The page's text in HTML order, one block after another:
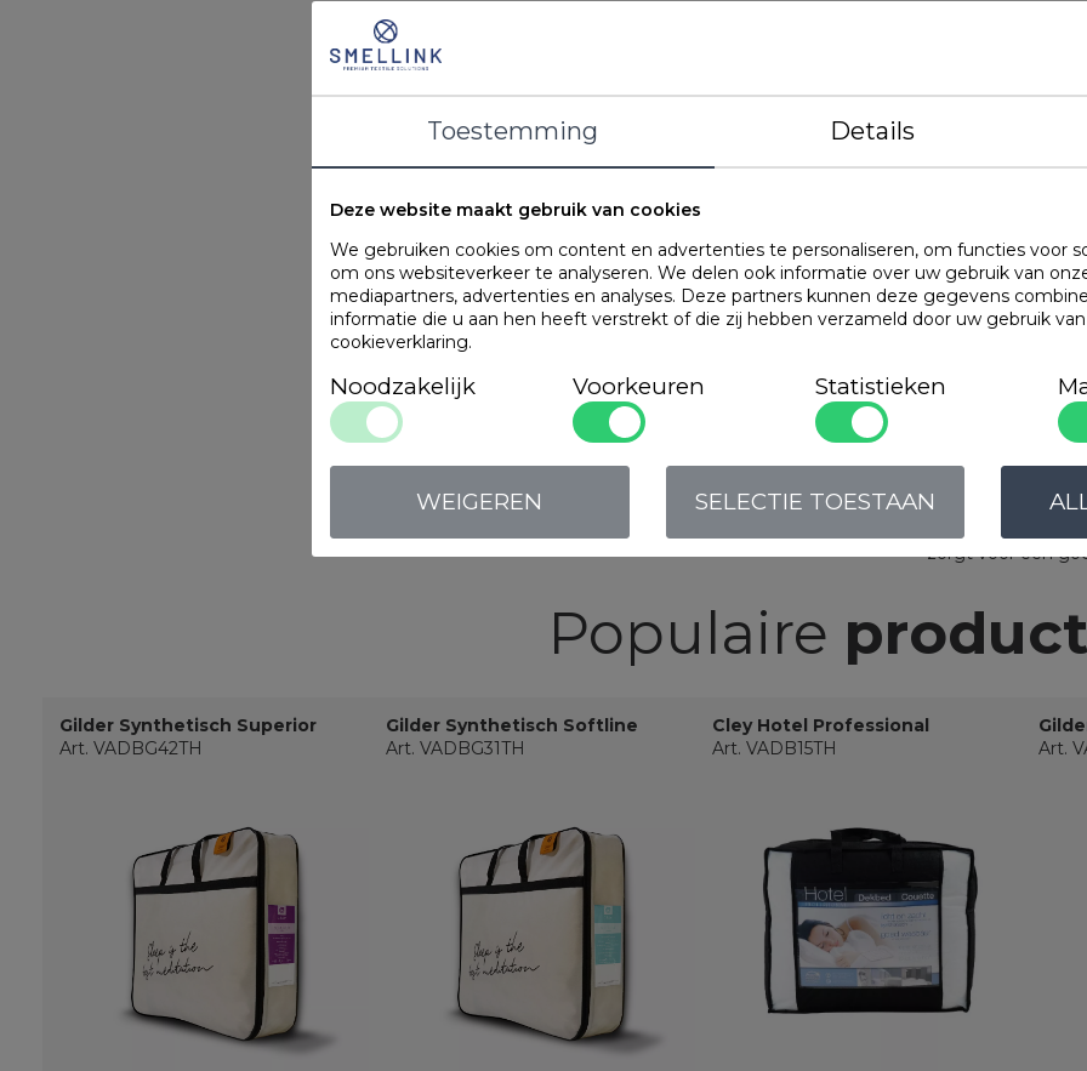
Kenmerken
De ZEN pillow
eigenschappen
INGESTIKTE
ingestikte
wordt het hoofd
vulling van het
een stabiele
de schouders aan
DRUK en
dat het hoofd
voor betere
(lees:
zorgvuldig getest.
ADEMEND: De
zorgt voor een
Populaire
Gilder Synthetisch Superior
Art. VADBG42TH
Gilder Synthetisch Softline
Art. VADBG31TH
Cley Hotel Professional
Art. VADB15TH
Art.
Toestemming Details
Deze website maakt gebruik van cookies
We gebruiken cookies om content en advertenties te personaliseren, om functies voor
om ons websiteverkeer te analyseren. We delen ook informatie over uw gebruik van
mediapartners, advertenties en analyses. Deze partners kunnen deze gegevens
informatie die u aan hen heeft verstrekt of die zij hebben verzameld door uw gebruik
cookieverklaring.
Noodzakelijk Voorkeuren Statistieken
WEIGEREN SELECTIE TOESTAAN